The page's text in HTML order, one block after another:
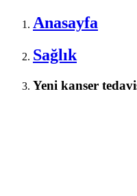
Anasayfa
Sağlık
Yeni kanser